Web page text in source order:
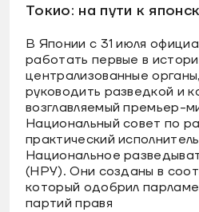
Токио: на пути к
В Японии с 31 июля
работать первые в
централизованные
руководить разведкой и
возглавляемый премьер-
Национальный совет по
практический
Национальное
(НРУ). Они созданы в
который одобрил
партий правя